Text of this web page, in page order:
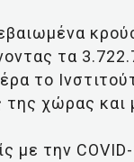
τα
το
της χώρας και
με την